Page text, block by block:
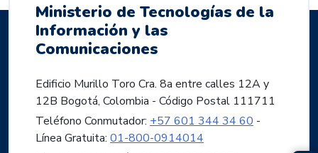
Ministerio de Tecnologías de la
Información y las
Comunicaciones
Edificio Murillo Toro Cra. 8a entre calles 12A y
12B Bogotá, Colombia - Código Postal 111711
Teléfono Conmutador: +57 601 344 34 60 -
Línea Gratuita: 01-800-0914014